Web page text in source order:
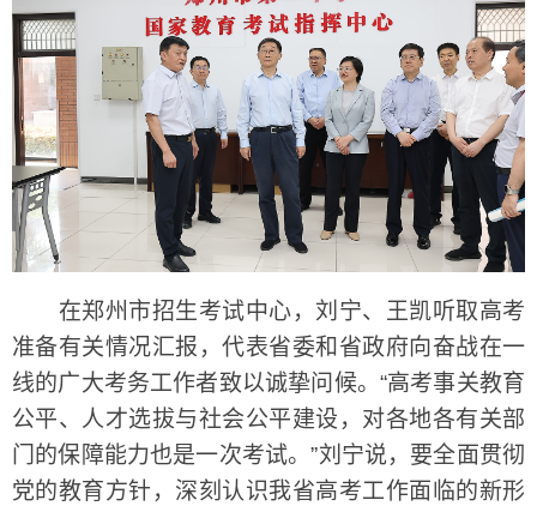
在郑州市招生考试中心，刘宁、王凯听取高考
准备有关情况汇报，代表省委和省政府向奋战在一
线的广大考务工作者致以诚挚问候。“高考事关教育
公平、人才选拔与社会公平建设，对各地各有关部
门的保障能力也是一次考试。”刘宁说，要全面贯彻
党的教育方针，深刻认识我省高考工作面临的新形